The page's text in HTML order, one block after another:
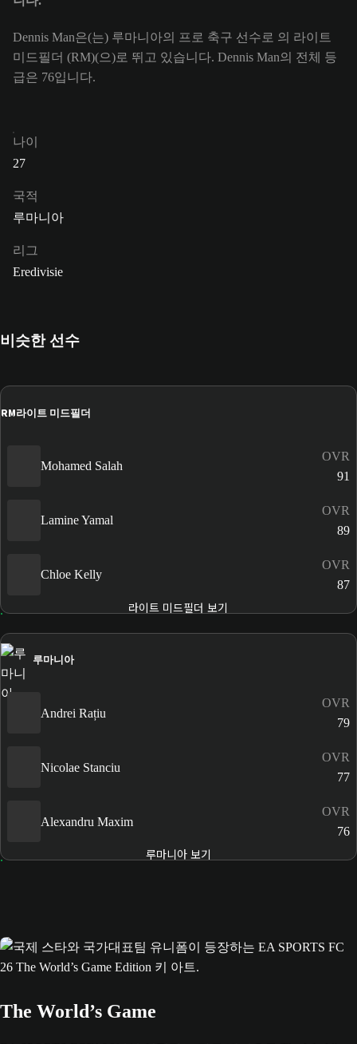
Dennis Man은(는) 루마니아의 프로 축구 선수로 의 라이트
미드필더 (RM)(으)로 뛰고 있습니다. Dennis Man의 전체 등
급은 76입니다.
나이
27
국적
루마니아
리그
Eredivisie
비슷한 선수
RM라이트 미드필더
Mohamed Salah
OVR
91
Lamine Yamal
OVR
89
Chloe Kelly
OVR
87
라이트 미드필더 보기
루마니아
Andrei Rațiu
OVR
79
Nicolae Stanciu
OVR
77
Alexandru Maxim
OVR
76
루마니아 보기
The World’s Game